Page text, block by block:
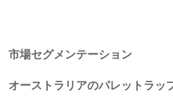
市場セグメンテーション
オーストラリアのパレットラッ